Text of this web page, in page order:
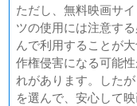
ただし、無料映画サ
ツの使用には注意す
んで利用することが
作権侵害になる可能
れがあります。した
を選んで、安心して